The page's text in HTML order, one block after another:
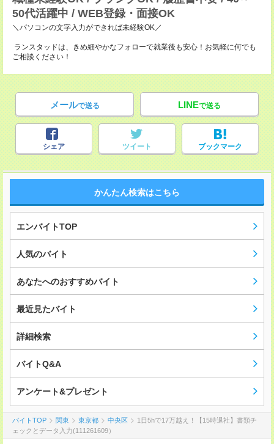
50代活躍中 / WEB登録・面接OK
＼パソコンの文字入力ができれば未経験OK／
ランスタッドは、きめ細やかなフォローで就業後も安心！お気軽に何でも
ご相談ください！
メールで送る LINEで送る
シェア ツイート ブックマーク
かんたん検索はこちら
エンバイトTOP
人気のバイト
あなたへのおすすめバイト
最近見たバイト
詳細検索
バイトQ&A
アンケート&プレゼント
バイトTOP 関東 東京都 中央区
1日5hで17万越え！【15時退社】書類チ
ェックとデータ入力(111261609）